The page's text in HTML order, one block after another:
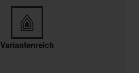
Variantenreich